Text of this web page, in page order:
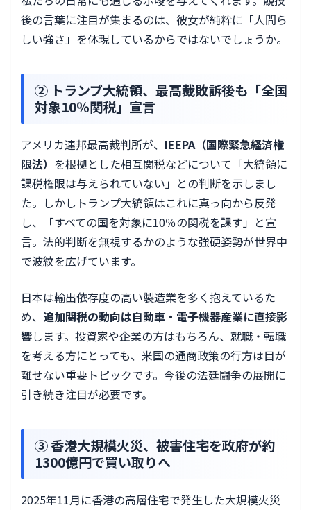
後の言葉に注目が集まるのは、彼女が純粋に「人間ら
しい強さ」を体現しているからではないでしょうか。
② トランプ大統領、最高裁敗訴後も「全国
対象10％関税」宣言
アメリカ連邦最高裁判所が、 IEEPA（国際緊急経済権
限法） を根拠とした相互関税などについて「大統領に
課税権限は与えられていない」との判断を示しまし
た。しかしトランプ大統領はこれに真っ向から反発
し、「すべての国を対象に10％の関税を課す」と宣
言。法的判断を無視するかのような強硬姿勢が世界中
で波紋を広げています。
日本は輸出依存度の高い製造業を多く抱えているた
め、 追加関税の動向は自動車・電子機器産業に直接影
響します。投資家や企業の方はもちろん、就職・転職
を考える方にとっても、米国の通商政策の行方は目が
離せない重要トピックです。今後の法廷闘争の展開に
引き続き注目が必要です。
③ 香港大規模火災、被害住宅を政府が約
1300億円で買い取りへ
2025年11月に香港の高層住宅で発生した大規模火災